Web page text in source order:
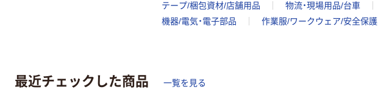
テープ/梱包資材/店舗用品 物流・現場用品/台車
機器/電気・電子部品
作業服/ワークウェア/安全保
最近チェックした商品 一覧を見る